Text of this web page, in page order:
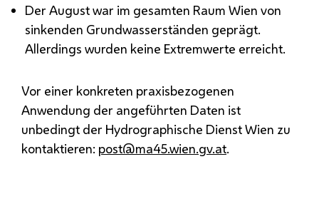
Der August war im gesamten Raum Wien von
sinkenden Grundwasserständen geprägt.
Allerdings wurden keine Extremwerte erreicht.
Vor einer konkreten praxisbezogenen
Anwendung der angeführten Daten ist
unbedingt der Hydrographische Dienst Wien zu
kontaktieren: post@ma45.wien.gv.at.